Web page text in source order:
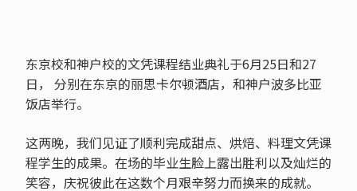
东京校和神户校的文凭课程结业典礼于6月25日和27
日， 分别在东京的丽思卡尔顿酒店，和神户波多比亚
饭店举行。
这两晚，我们见证了顺利完成甜点、烘焙、料理文凭课
程学生的成果。在场的毕业生脸上露出胜利以及灿烂的
笑容，庆祝彼此在这数个月艰辛努力而换来的成就。